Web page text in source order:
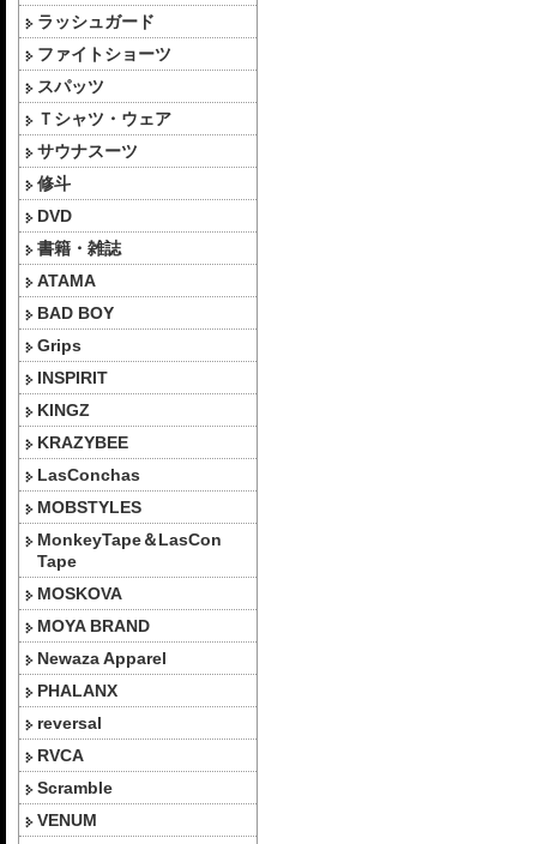
ラッシュガード
ファイトショーツ
スパッツ
Ｔシャツ・ウェア
サウナスーツ
修斗
DVD
書籍・雑誌
ATAMA
BAD BOY
Grips
INSPIRIT
KINGZ
KRAZYBEE
LasConchas
MOBSTYLES
MonkeyTape＆LasCon
Tape
MOSKOVA
MOYA BRAND
Newaza Apparel
PHALANX
reversal
RVCA
Scramble
VENUM